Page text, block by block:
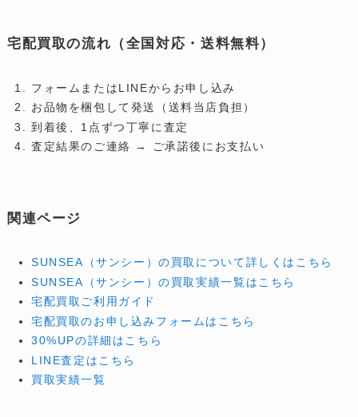
宅配買取の流れ（全国対応・送料無料）
フォームまたはLINEからお申し込み
お品物を梱包して発送（送料当店負担）
到着後、1点ずつ丁寧に査定
査定結果のご連絡 → ご承諾後にお支払い
関連ページ
SUNSEA（サンシー）の買取について詳しくはこちら
SUNSEA（サンシー）の買取実績一覧はこちら
宅配買取ご利用ガイド
宅配買取のお申し込みフォームはこちら
30%UPの詳細はこちら
LINE査定はこちら
買取実績一覧